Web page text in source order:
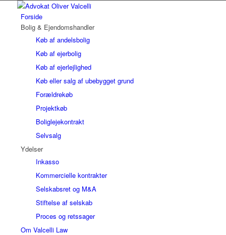
Forside
Bolig & Ejendomshandler
Køb af andelsbolig
Køb af ejerbolig
Køb af ejerlejlighed
Køb eller salg af ubebygget grund
Forældrekøb
Projektkøb
Boliglejekontrakt
Selvsalg
Ydelser
Inkasso
Kommercielle kontrakter
Selskabsret og M&A
Stiftelse af selskab
Proces og retssager
Om Valcelli Law